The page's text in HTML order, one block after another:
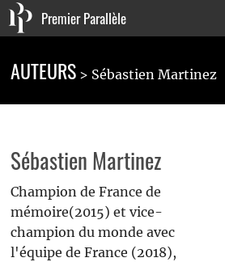
Premier Parallèle
Agenda & actualités
La maison
Connexion
AUTEURS Sébastien Martinez
Sébastien Martinez
Champion de France de
mémoire(2015) et vice-
champion du monde avec
l'équipe de France (2018),